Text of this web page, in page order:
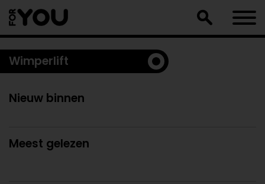
naar
artikel
Wimperlift
Nieuw binnen
Meest gelezen